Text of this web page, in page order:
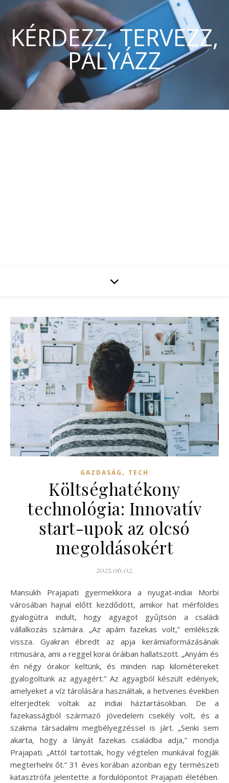
KÉRDEZZ, TERVEZZ,
PÁLYÁZZ
GAZDASÁG , TECH
Költséghatékony
technológia: Innovatív
start-upok az olcsó
megoldásokért
2025.06.02.
Mansukh Prajapati gyermekkora a nyugat-indiai Morbi
városában hajnal előtt kezdődött, amikor hat mérföldes
gyalogútra indult, hogy agyagot gyűjtsön a családi
vállalkozás számára. „Az apám fazekas volt,” emlékszik
vissza. Gyakran ébredt az apja kerámiaformázásának
ritmusára, ami a reggel korai óráiban hallatszott. „Anyám és
én négy órakor keltünk, és minden nap kilométereket
gyalogoltunk az agyagért.” Az agyagból készült edények,
amelyeket a víz tárolására használtak, a hetvenes években
elterjedtek voltak az indiai háztartásokban. De a
fazekasságból származó jövedelem csekély volt, és a
szakma társadalmi megbélyegzéssel is járt. „Senki sem
akarta, hogy a lányát fazekas családba adja,” mondja
Prajapati. „Attól tartottak, hogy végtelen munkával fogják
megterhelni őt.” 31 éves korában azonban egy természeti
katasztrófa jelentette a fordulópontot Prajapati életében.